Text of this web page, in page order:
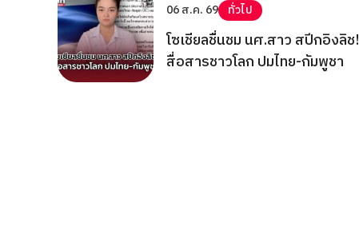
06 ส.ค. 69 ทั่วไป
โซเชียลชื่นชม นศ.สาว สปีกอิงลิช!
สื่อสารชาวโลก ปมไทย-กัมพูชา